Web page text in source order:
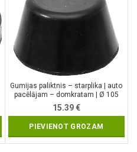
Gumijas paliktnis – starplika | auto
pacēlājam – domkratam | Ø 105
mm (7009)
15.39€
PIEVIENOT GROZAM